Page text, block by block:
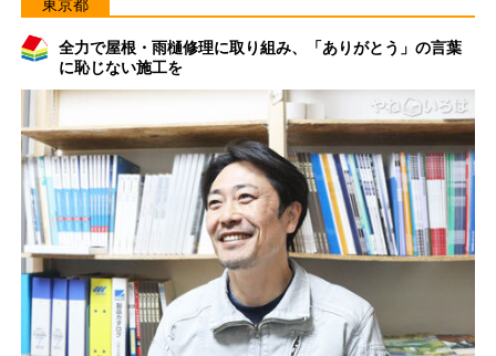
東京都
全力で屋根・雨樋修理に取り組み、「ありがとう」の言葉
に恥じない施工を